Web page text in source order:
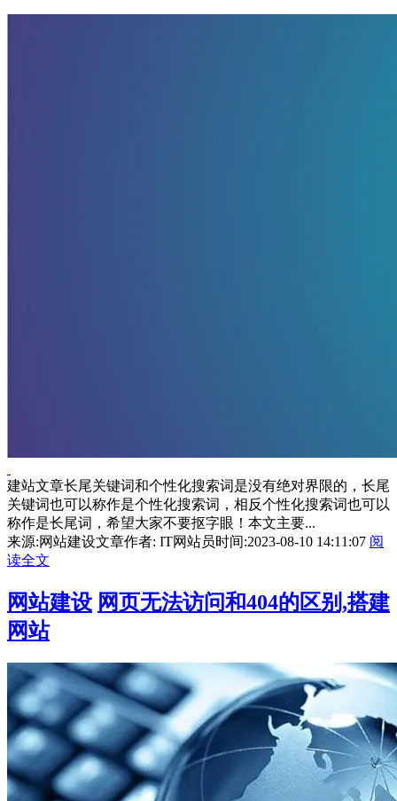
建站文章长尾关键词和个性化搜索词是没有绝对界限的，长尾
关键词也可以称作是个性化搜索词，相反个性化搜索词也可以
称作是长尾词，希望大家不要抠字眼！本文主要...
来源:网站建设文章作者: IT网站员时间:2023-08-10 14:11:07 阅
读全文
网站建设 网页无法访问和404的区别,搭建
网站